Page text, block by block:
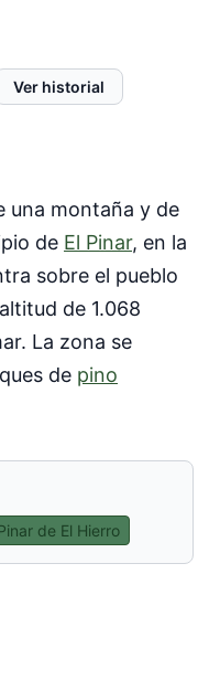
Ver historial
una montaña y de
de El Pinar, en la
sobre el pueblo
de 1.068
La zona se
de pino
de El Hierro